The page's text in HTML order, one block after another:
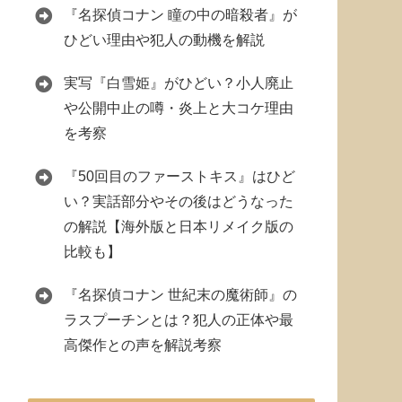
『名探偵コナン 瞳の中の暗殺者』が
ひどい理由や犯人の動機を解説
実写『白雪姫』がひどい？小人廃止
や公開中止の噂・炎上と大コケ理由
を考察
『50回目のファーストキス』はひど
い？実話部分やその後はどうなった
の解説【海外版と日本リメイク版の
比較も】
『名探偵コナン 世紀末の魔術師』の
ラスプーチンとは？犯人の正体や最
高傑作との声を解説考察